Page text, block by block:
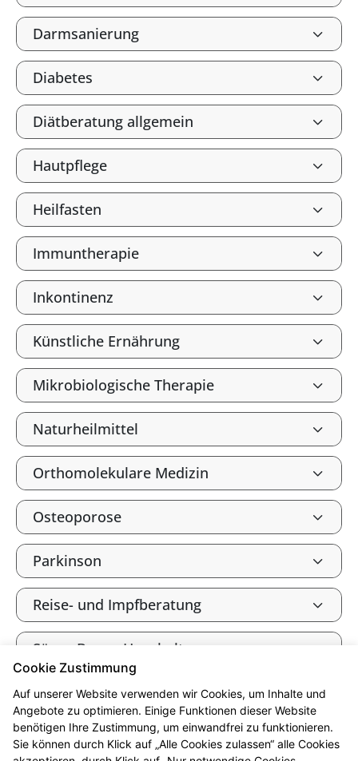
Darmsanierung
Diabetes
Diätberatung allgemein
Hautpflege
Heilfasten
Immuntherapie
Inkontinenz
Künstliche Ernährung
Mikrobiologische Therapie
Naturheilmittel
Orthomolekulare Medizin
Osteoporose
Parkinson
Reise- und Impfberatung
Säure-Basen-Haushalt
Tee und Heilkräuter
Vitalstoffe
Cookie Zustimmung
Auf unserer Website verwenden wir Cookies, um Inhalte und
Angebote zu optimieren. Einige Funktionen dieser Website
benötigen Ihre Zustimmung, um einwandfrei zu funktionieren.
Sie können durch Klick auf „Alle Cookies zulassen“ alle Cookies